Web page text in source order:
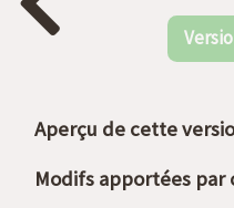
Aperçu de cette
Modifs apportées par